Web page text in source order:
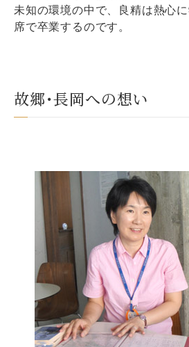
未知の環境の中で、良精は熱心
席で卒業するのです。
故郷･長岡への想い